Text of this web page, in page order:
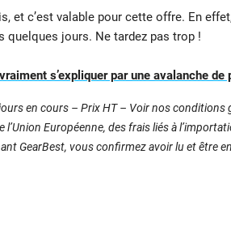
et c’est valable pour cette offre. En
quelques jours. Ne tardez pas trop !
s’expliquer par une avalanche de
en cours – Prix HT – Voir nos conditions
Européenne, des frais liés à
GearBest, vous confirmez avoir lu et être